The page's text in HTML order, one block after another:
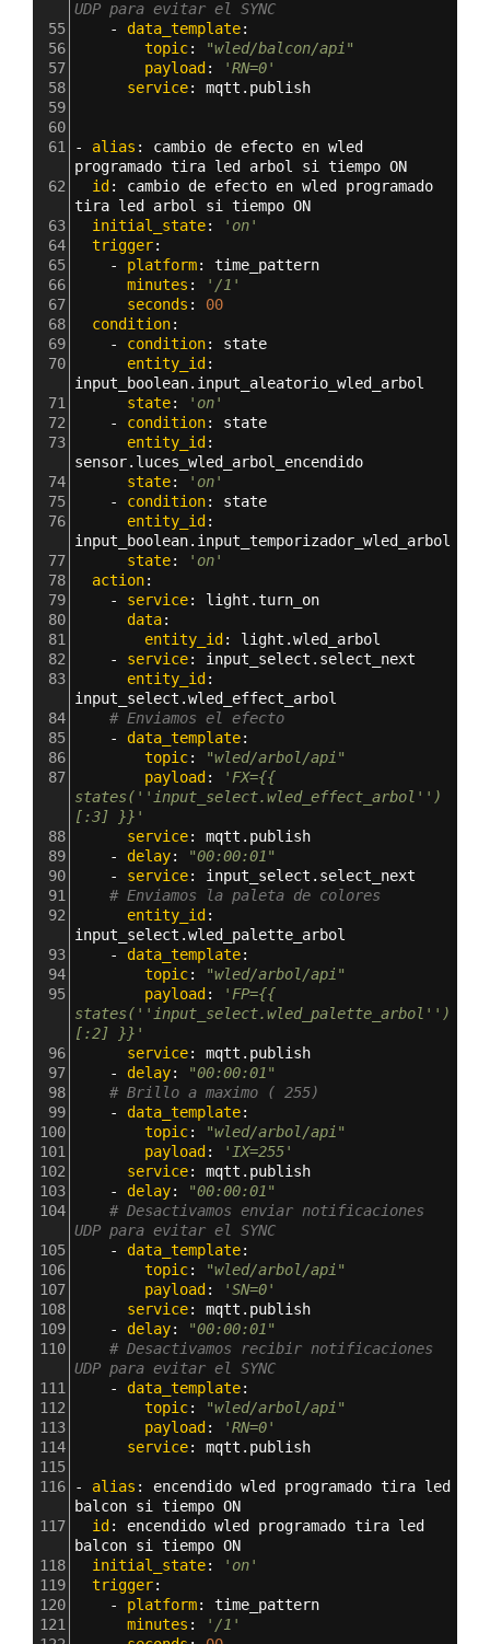
UDP para evitar el SYNC
55
- data_template:
56
topic:
"wled/balcon/api"
57
payload :
'RN=0'
58
service:
59
60
61
- alias : cambio de efecto en wled
programado tira led arbol si tiempo ON
62
  id
: cambio de efecto en wled programado
tira led arbol si tiempo ON
63
  initial_state
:
'on'
64
  trigger
:
65
- platform: time_pattern
66
minutes :
'/1'
67
seconds : 00
68
  condition
:
69
- condition: state
70
entity_id
input_boolean.input_aleatorio_wled_arbol
71
state:
'on'
72
- condition: state
73
entity_id
sensor.luces_wled_arbol_encendido
74
state:
'on'
75
- condition: state
76
entity_id
input_boolean.input_temporizador_wled_arbol
77
state:
'on'
78
  action
:
79
- service: light.turn_on
80
data:
81
entity_id : light.wled_arbol
82
- service: input_select.select_next
83
entity_id
input_select.wled_effect_arbol
84
# Enviamos el efecto
85
- data_template:
86
topic:
"wled/arbol/api"
87
payload :
'FX={{
states(''input_select.wled_effect_arbol'')
[:3] }}'
88
service: mqtt.publish
89
- delay:
"00:00:01"
90
- service: input_select.select_next
91
# Enviamos la paleta de colores
92
entity_id
input_select.wled_palette_arbol
93
- data_template:
94
topic:
"wled/arbol/api"
95
payload :
'FP={{
states(''input_select.wled_palette_arbol'')
[:2] }}'
96
service: mqtt.publish
97
- delay:
"00:00:01"
98
# Brillo a maximo ( 255)
99
- data_template:
100
topic:
"wled/arbol/api"
101
payload :
'IX=255'
102
service:
103
- delay:
"00:00:01"
104
# Desactivamos enviar notificaciones
UDP para evitar el SYNC
105
- data_template:
106
topic:
"wled/arbol/api"
107
payload :
'SN=0'
108
service: mqtt.publish
109
- delay:
"00:00:01"
110
# Desactivamos recibir notificaciones
UDP para evitar el SYNC
111
- data_template:
112
topic:
"wled/arbol/api"
113
payload :
'RN=0'
114
service:
115
116
- alias : encendido wled programado tira led
balcon si tiempo ON
117
  id
: encendido wled programado tira led
balcon si tiempo ON
118
  initial_state
:
'on'
119
  trigger
:
120
- platform: time_pattern
121
minutes :
'/1'